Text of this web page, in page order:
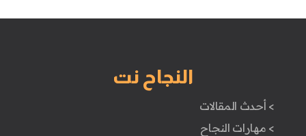
النجاح نت
> أحدث المقالات
> مهارات النجاح